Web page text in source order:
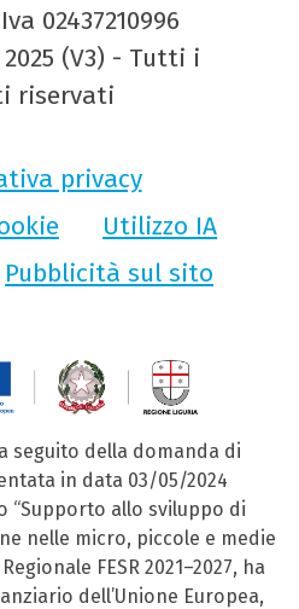
02437210996
(V3) - Tutti i
riservati
privacy
Utilizzo IA
Pubblicità sul sito
a seguito della domanda di
in data 03/05/2024
“Supporto allo sviluppo di
nelle micro, piccole e medie
FESR 2021–2027, ha
dell’Unione Europea,